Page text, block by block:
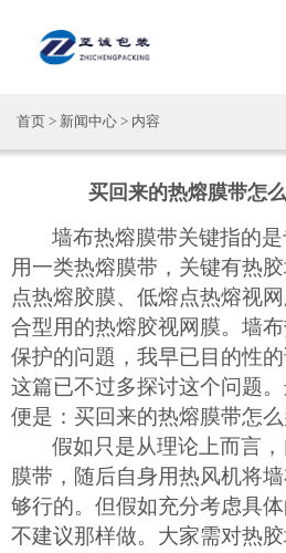
首页 > 新闻中心 > 内容
买回来的热熔膜带怎
墙布热熔膜带关键指的
用一类热熔膜带，关键有热
点热熔胶膜、低熔点热熔视
合型用的热熔胶视网膜。墙
保护的问題，我早已目的性
这篇已不过多探讨这个问题
便是：买回来的热熔膜带怎
假如只是从理论上而言
膜带，随后自身用热风机将
够行的。但假如充分考虑具
不建议那样做。大家需对热